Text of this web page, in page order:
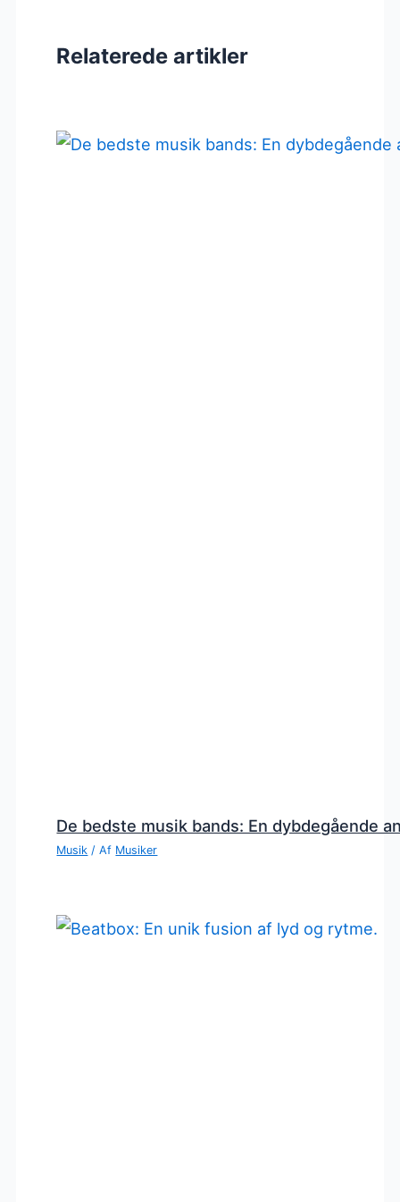
Relaterede artikler
De bedste musik bands: En dybdegående
Musik / Af Musiker